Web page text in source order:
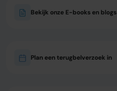
Bekijk onze E-books en blogs
Plan een terugbelverzoek in